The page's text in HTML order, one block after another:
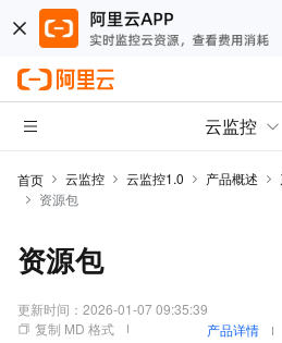
云监控
首页 云监控 云监控1.0 产品概述
资源包
资源包
更新时间： 2026-01-07 09:35:39
复制 MD 格式
产品详情